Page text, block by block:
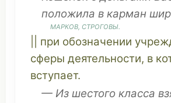
положила в карман
МАРКОВ, СТРОГОВЫ.
|| при обозначении
сферы деятельности, в
вступает.
— Из шестого класса